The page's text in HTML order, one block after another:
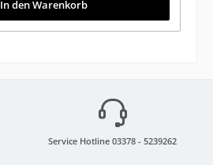
In den Warenkorb
Service Hotline 03378 - 5239262